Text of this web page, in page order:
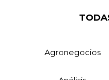
Agronegocios